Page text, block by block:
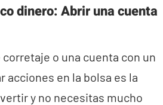
dinero: Abrir una cuenta
o una cuenta con un
acciones en la bolsa es la
y no necesitas mucho